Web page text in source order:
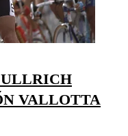
ULLRICH
VALLOTTA